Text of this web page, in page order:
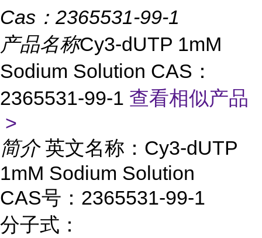
Cas： 2365531-99-1
产品名称Cy3-dUTP 1mM
Sodium Solution CAS：
2365531-99-1 查看相似产品
>
简介 英文名称：Cy3-dUTP
1mM Sodium Solution
CAS号：2365531-99-1
分子式：